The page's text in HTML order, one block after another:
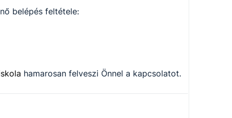
belépés feltétele:
hamarosan felveszi Önnel a kapcsolatot.